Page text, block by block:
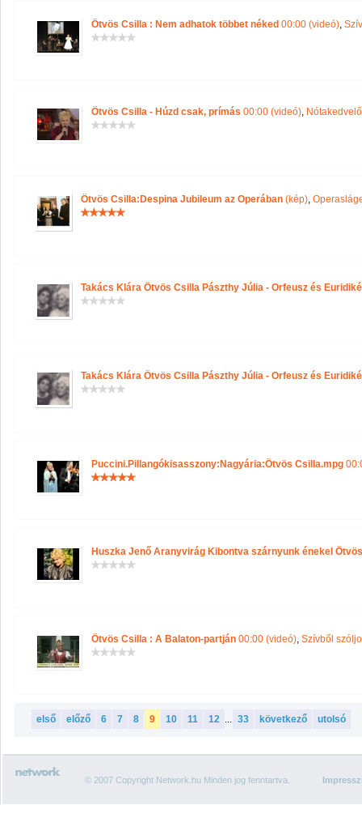
Ötvös Csilla : Nem adhatok többet néked 00:00 (videó),
Ötvös Csilla - Húzd csak, prímás 00:00 (videó),
Ötvös Csilla:Despina Jubileum az Operában (kép),
Takács Klára Ötvös Csilla Pászthy Júlia - Orfeusz és Euridiké
Takács Klára Ötvös Csilla Pászthy Júlia - Orfeusz és Euridiké
Puccini.Pillangókisasszony:Nagyária:Ötvös Csilla.mpg
Huszka Jenő Aranyvirág Kibontva szárnyunk énekel
Ötvös Csilla : A Balaton-partján 00:00 (videó), Szívből
első előző 6 7 8 9 10 11 12 ... 33 következő utolsó
© 2007 Copyright Network.hu Minden jog fenntartva.